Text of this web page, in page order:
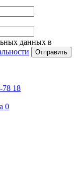
данных в
Отправить
78 18
0